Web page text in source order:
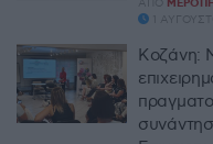
ΑΠΌ
1
Κοζάνη: